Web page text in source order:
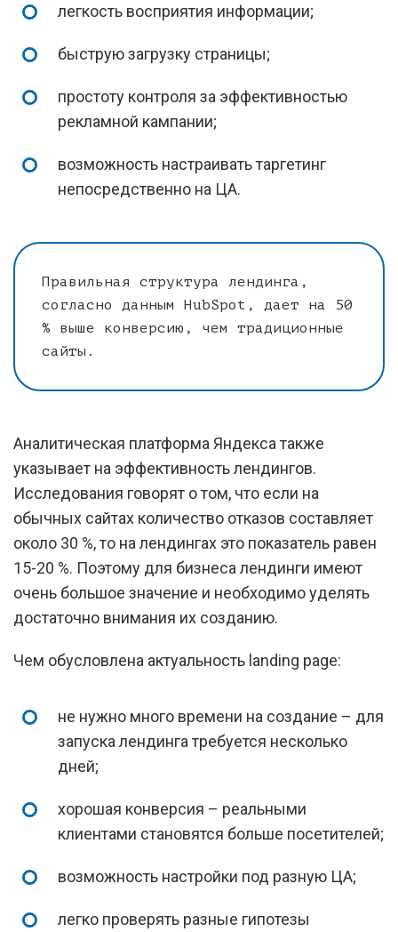
легкость восприятия информации;
быструю загрузку страницы;
простоту контроля за эффективностью
рекламной кампании;
возможность настраивать таргетинг
непосредственно на ЦА.
Правильная структура лендинга,
согласно данным HubSpot, дает на 50
% выше конверсию, чем традиционные
сайты.
Аналитическая платформа Яндекса также
указывает на эффективность лендингов.
Исследования говорят о том, что если на
обычных сайтах количество отказов составляет
около 30 %, то на лендингах это показатель равен
15-20 %. Поэтому для бизнеса лендинги имеют
очень большое значение и необходимо уделять
достаточно внимания их созданию.
Чем обусловлена актуальность landing page:
не нужно много времени на создание – для
запуска лендинга требуется несколько
дней;
хорошая конверсия – реальными
клиентами становятся больше посетителей;
возможность настройки под разную ЦА;
легко проверять разные гипотезы